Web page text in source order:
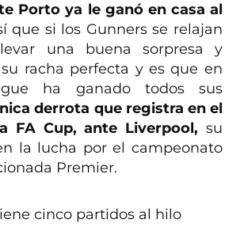
Porto ya le ganó en casa al
que si los Gunners se relajan
una buena sorpresa y
racha perfecta y es que en
ha ganado todos sus
derrota que registra en el
FA Cup, ante Liverpool, su
la lucha por el campeonato
Premier.
cinco partidos al hilo